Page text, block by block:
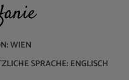
WIEN
SPRACHE: ENGLISCH